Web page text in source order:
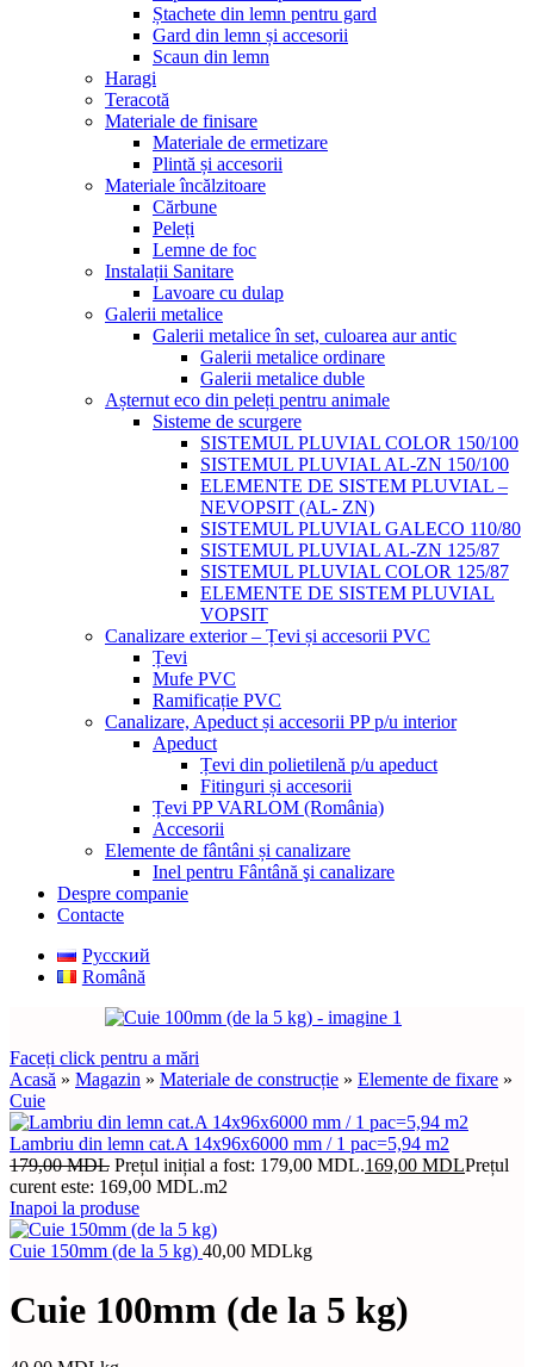
Ștachete din lemn pentru gard
Gard din lemn și accesorii
Scaun din lemn
Haragi
Teracotă
Materiale de finisare
Materiale de ermetizare
Plintă și accesorii
Materiale încălzitoare
Cărbune
Peleți
Lemne de foc
Instalații Sanitare
Lavoare cu dulap
Galerii metalice
Galerii metalice în set, culoarea aur antic
Galerii metalice ordinare
Galerii metalice duble
Așternut eco din peleți pentru animale
Sisteme de scurgere
SISTEMUL PLUVIAL COLOR 150/100
SISTEMUL PLUVIAL AL-ZN 150/100
ELEMENTE DE SISTEM PLUVIAL –
NEVOPSIT (AL- ZN)
SISTEMUL PLUVIAL GALECO 110/80
SISTEMUL PLUVIAL AL-ZN 125/87
SISTEMUL PLUVIAL COLOR 125/87
ELEMENTE DE SISTEM PLUVIAL
VOPSIT
Canalizare exterior – Țevi și accesorii PVC
Țevi
Mufe PVC
Ramificație PVC
Canalizare, Apeduct și accesorii PP p/u interior
Apeduct
Țevi din polietilenă p/u apeduct
Fitinguri și accesorii
Țevi PP VARLOM (România)
Accesorii
Elemente de fântâni și canalizare
Inel pentru Fântână şi canalizare
Despre companie
Contacte
Русский
Română
Faceți click pentru a mări
Acasă » Magazin » Materiale de construcție » Elemente de fixare »
Cuie
Lambriu din lemn cat.A 14x96x6000 mm / 1 pac=5,94 m2
179,00MDL Prețul inițial a fost: 179,00 MDL.169,00 MDLPrețul
curent este: 169,00 MDL.m2
Inapoi la produse
Cuie 150mm (de la 5 kg) 40,00 MDLkg
Cuie 100mm (de la 5 kg)